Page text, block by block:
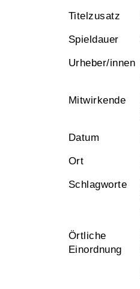
Titelzusatz
Spieldauer
Urheber/innen
Mitwirkende
Datum
Ort
Schlagworte
Örtliche
Einordnung